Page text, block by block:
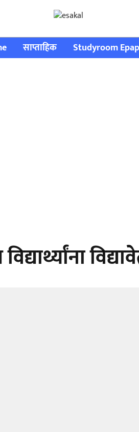
साप्ताहिक Studyroom